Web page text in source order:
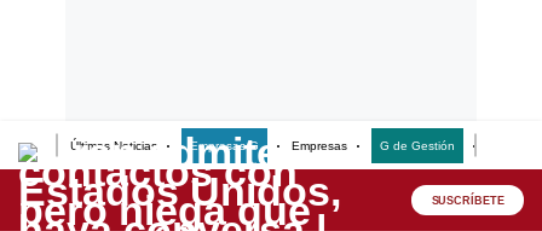
Últimas Noticias Empresas G Empresas G de Gestión
Lo último
Peru Quiosco SUSCRÍBETE